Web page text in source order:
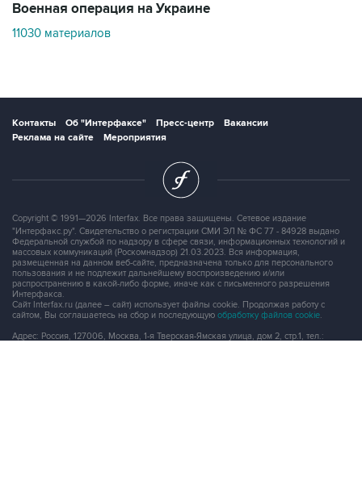
Военная операция на Украине
11030 материалов
Контакты Об "Интерфаксе" Пресс-центр
Вакансии
Реклама на сайте
Мероприятия
Copyright © 1991—2026 Interfax. Все права защищены. Сетевое издание
"Интерфакс.ру". Свидетельство о регистрации СМИ ЭЛ № ФС 77 - 84928 выдано
Федеральной службой по надзору в сфере связи, информационных технологий и
массовых коммуникаций (Роскомнадзор) 21.03.2023. Вся информация,
размещенная на данном веб-сайте, предназначена только для персонального
пользования и не подлежит дальнейшему воспроизведению и/или
распространению в какой-либо форме, иначе как с письменного разрешения
Интерфакса.
Сайт Interfax.ru (далее – сайт) использует файлы cookie. Продолжая работу с
сайтом, Вы соглашаетесь на сбор и последующую обработку файлов cookie
Адрес: Россия, 127006, Москва, 1-я Тверская-Ямская улица, дом 2, стр.1, тел.: